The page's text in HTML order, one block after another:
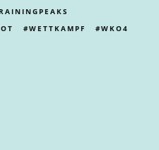
WETTKAMPF
WKO4